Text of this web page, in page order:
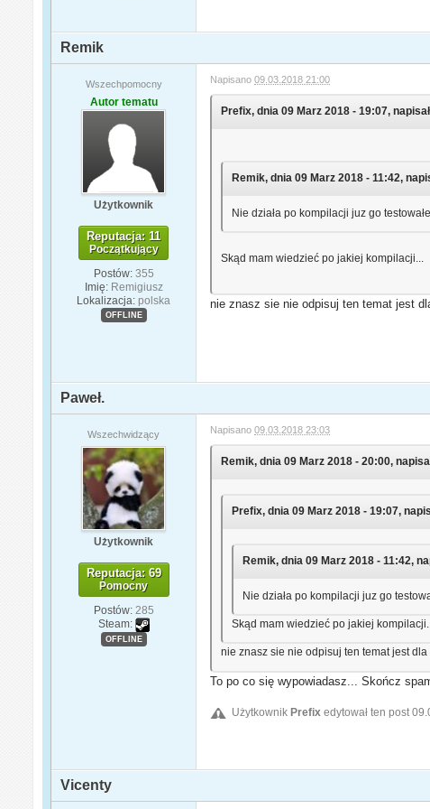
Remik
Wszechpomocny
Autor tematu
Użytkownik
Reputacja: 11
Początkujący
Postów: 355
Imię: Remigiusz
Lokalizacja: polska
OFFLINE
Napisano09.03.2018 21:00
Prefix, dnia 09 Marz 2018 - 19:07,
Remik, dnia 09 Marz 2018 - 11:42,
Nie działa po kompilacji juz go
Skąd mam wiedzieć po jakiej kompilacji...
nie znasz sie nie odpisuj ten temat jest
Paweł.
Wszechwidzący
Użytkownik
Reputacja: 69
Pomocny
Postów: 285
Steam:
OFFLINE
Napisano09.03.2018 23:03
Remik, dnia 09 Marz 2018 - 20:00,
Prefix, dnia 09 Marz 2018 - 19:07,
Remik, dnia 09 Marz 2018 - 11:42,
Nie działa po kompilacji juz go
Skąd mam wiedzieć po jakiej
nie znasz sie nie odpisuj ten temat jest
To po co się wypowiadasz... Skończ
Użytkownik Prefix edytował ten post
Vicenty